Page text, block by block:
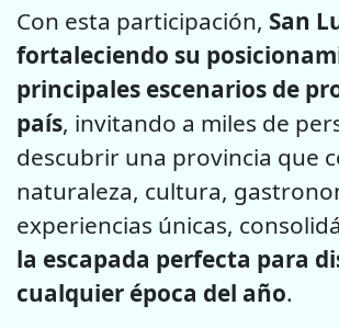
Con esta participación, San
fortaleciendo su
principales escenarios de
país, invitando a miles de
descubrir una provincia que
naturaleza, cultura,
experiencias únicas,
la escapada perfecta para
cualquier época del año.